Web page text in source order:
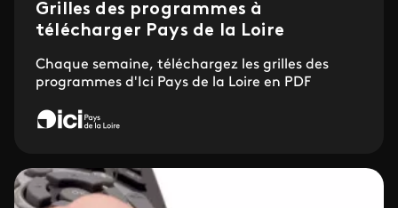
Grilles des programmes à
télécharger Pays de la Loire
Chaque semaine, téléchargez les grilles des
programmes d'Ici Pays de la Loire en PDF